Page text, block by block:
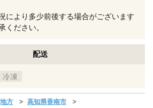
により多少前後する場合がございます
ください。
配送
冷凍
方
高知県香南市